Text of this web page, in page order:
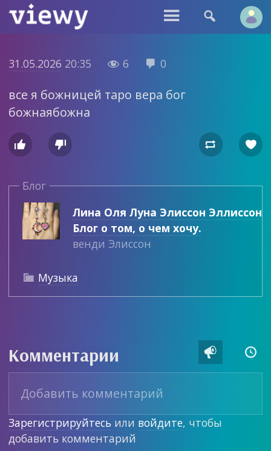
 
31.05.2026 20:35  6  0
все я божницей таро вера бог
божнаябожна
   
Блог
Лина Оля Луна Элиссон Эллиссон
Блог о том, о чем хочу.
венди Элиссон
 Музыка
Комментарии  
Зарегистрируйтесь или войдите, чтобы
добавить комментарий